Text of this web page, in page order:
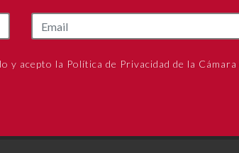
y acepto la Política de Privacidad de la